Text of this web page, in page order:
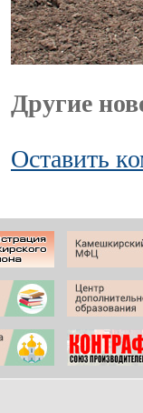
Другие
Оставить